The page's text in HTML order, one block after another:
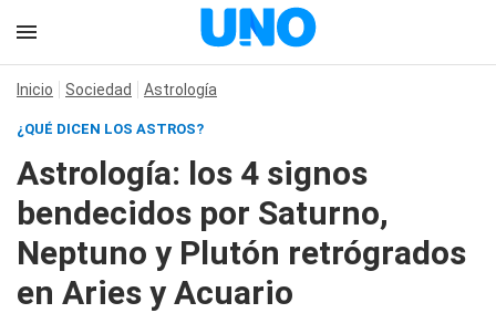
Inicio Sociedad Astrología
¿QUÉ DICEN LOS ASTROS?
Astrología: los 4 signos
bendecidos por Saturno,
Neptuno y Plutón retrógrados
en Aries y Acuario